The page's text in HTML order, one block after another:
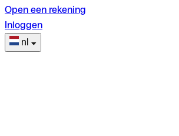
Open een rekening
Inloggen
nl